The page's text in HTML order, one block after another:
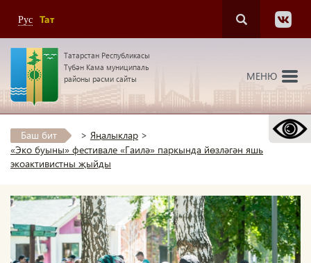
Рус Тат
Татарстан Республикасы
Түбән Кама муниципаль
районы рәсми сайты
МЕНЮ
Баш бит > Яңалыклар >
«Эко буыны» фестивале «Гаилә» паркында йөзләгән яшь
экоактивистны җыйды